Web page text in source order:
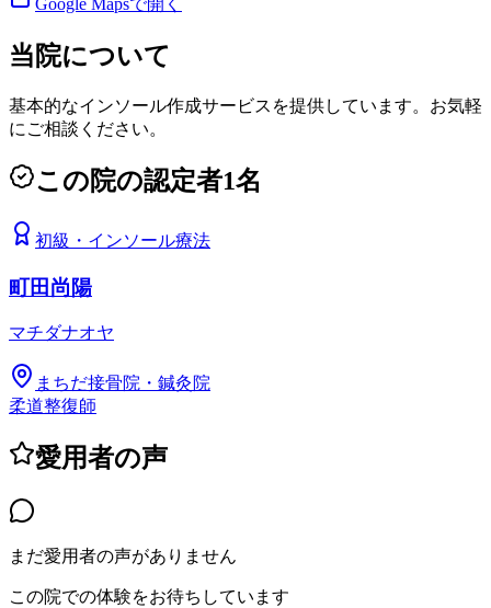
Google Mapsで開く
当院について
基本的なインソール作成サービスを提供しています。お気軽
にご相談ください。
この院の認定者1名
初級 ・ インソール療法
町田尚陽
マチダナオヤ
まちだ接骨院・鍼灸院
柔道整復師
愛用者の声
まだ愛用者の声がありません
この院での体験をお待ちしています